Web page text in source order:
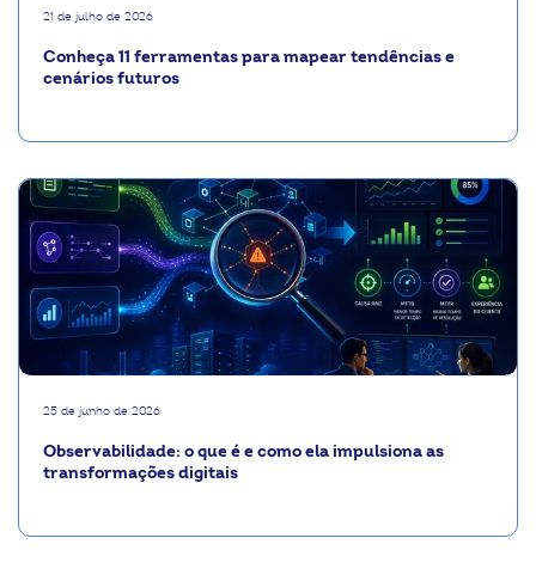
21 de julho de 2026
Conheça 11 ferramentas para mapear tendências e
cenários futuros
25 de junho de 2026
Observabilidade: o que é e como ela impulsiona as
transformações digitais